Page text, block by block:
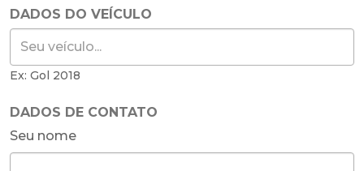
DADOS DO VEÍCULO
Ex: Gol 2018
DADOS DE CONTATO
Seu nome